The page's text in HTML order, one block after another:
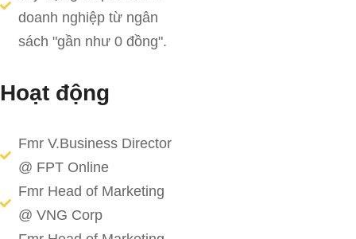
doanh nghiệp từ ngân
sách "gần như 0 đồng".
Hoạt động
Fmr V.Business Director
@ FPT Online
Fmr Head of Marketing
@ VNG Corp